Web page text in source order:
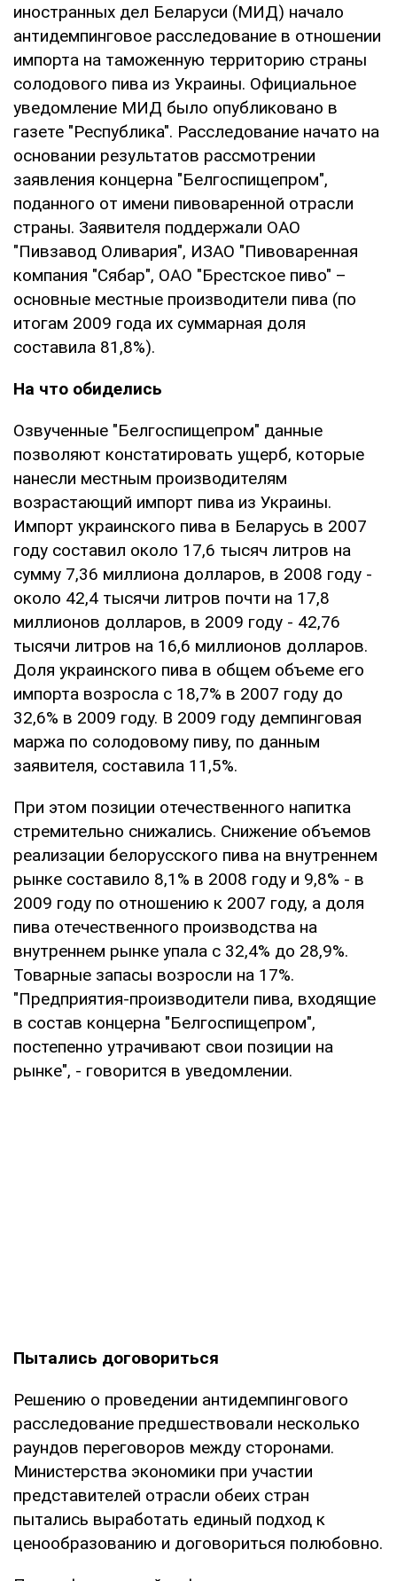
иностранных дел Беларуси (МИД) начало
антидемпинговое расследование в отношении
импорта на таможенную территорию страны
солодового пива из Украины. Официальное
уведомление МИД было опубликовано в
газете "Республика". Расследование начато на
основании результатов рассмотрении
заявления концерна "Белгоспищепром",
поданного от имени пивоваренной отрасли
страны. Заявителя поддержали ОАО
"Пивзавод Оливария", ИЗАО "Пивоваренная
компания "Сябар", ОАО "Брестское пиво" –
основные местные производители пива (по
итогам 2009 года их суммарная доля
составила 81,8%).
На что обиделись
Озвученные "Белгоспищепром" данные
позволяют констатировать ущерб, которые
нанесли местным производителям
возрастающий импорт пива из Украины.
Импорт украинского пива в Беларусь в 2007
году составил около 17,6 тысяч литров на
сумму 7,36 миллиона долларов, в 2008 году -
около 42,4 тысячи литров почти на 17,8
миллионов долларов, в 2009 году - 42,76
тысячи литров на 16,6 миллионов долларов.
Доля украинского пива в общем объеме его
импорта возросла с 18,7% в 2007 году до
32,6% в 2009 году. В 2009 году демпинговая
маржа по солодовому пиву, по данным
заявителя, составила 11,5%.
При этом позиции отечественного напитка
стремительно снижались. Снижение объемов
реализации белорусского пива на внутреннем
рынке составило 8,1% в 2008 году и 9,8% - в
2009 году по отношению к 2007 году, а доля
пива отечественного производства на
внутреннем рынке упала с 32,4% до 28,9%.
Товарные запасы возросли на 17%.
"Предприятия-производители пива, входящие
в состав концерна "Белгоспищепром",
постепенно утрачивают свои позиции на
рынке", - говорится в уведомлении.
Пытались договориться
Решению о проведении антидемпингового
расследование предшествовали несколько
раундов переговоров между сторонами.
Министерства экономики при участии
представителей отрасли обеих стран
пытались выработать единый подход к
ценообразованию и договориться полюбовно.